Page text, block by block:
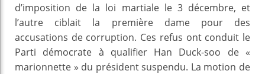
d’imposition de la loi martiale le 3 décembre, et
l’autre ciblait la première dame pour des
accusations de corruption. Ces refus ont conduit le
Parti démocrate à qualifier Han Duck-soo de «
marionnette » du président suspendu. La motion de